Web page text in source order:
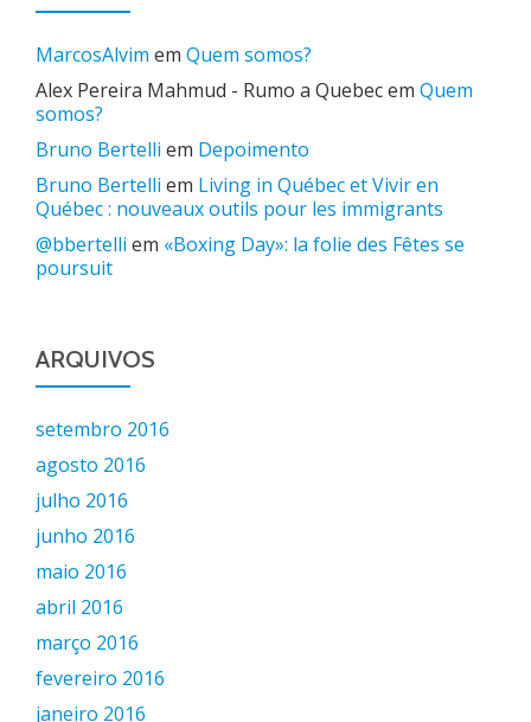
MarcosAlvim em Quem somos?
Alex Pereira Mahmud - Rumo a Quebecem Quem
somos?
Bruno Bertelli em Depoimento
Bruno Bertelli em Living in Québec et Vivir en
Québec : nouveaux outils pour les immigrants
@bbertelli em «Boxing Day»: la folie des Fêtes se
poursuit
ARQUIVOS
setembro 2016
agosto 2016
julho 2016
junho 2016
maio 2016
abril 2016
março 2016
fevereiro 2016
janeiro 2016